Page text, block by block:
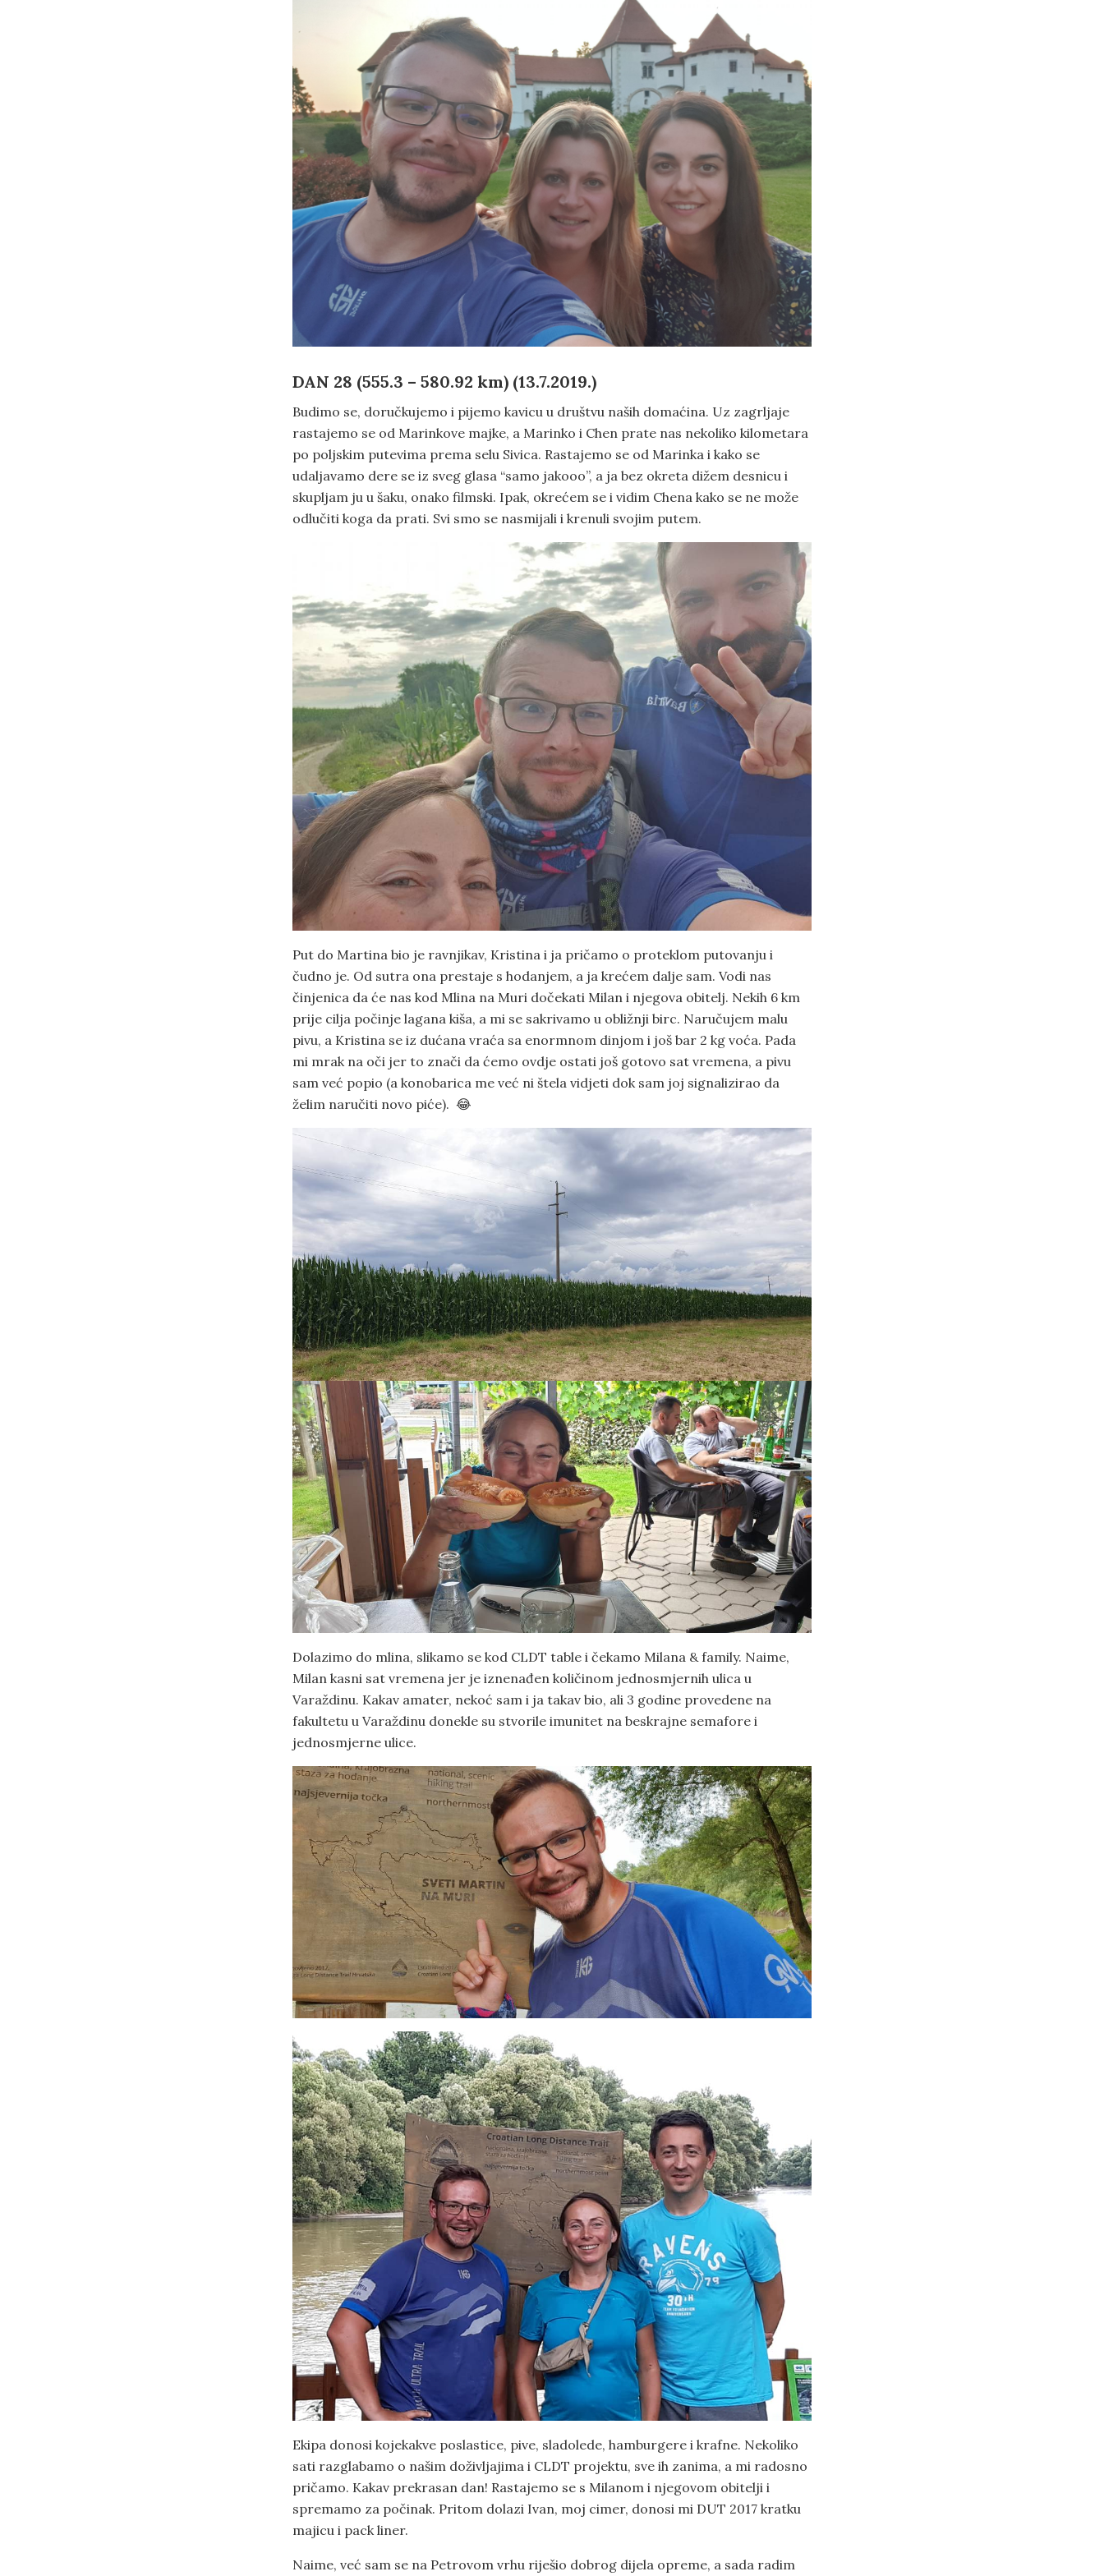
DAN 28 (555.3 – 580.92 km) (13.7.2019.)
Budimo se, doručkujemo i pijemo kavicu u društvu naših domaćina. Uz zagrljaje
rastajemo se od Marinkove majke, a Marinko i Chen prate nas nekoliko kilometara
po poljskim putevima prema selu Sivica. Rastajemo se od Marinka i kako se
udaljavamo dere se iz sveg glasa “samo jakooo”, a ja bez okreta dižem desnicu i
skupljam ju u šaku, onako filmski. Ipak, okrećem se i vidim Chena kako se ne može
odlučiti koga da prati. Svi smo se nasmijali i krenuli svojim putem.
Put do Martina bio je ravnjikav, Kristina i ja pričamo o proteklom putovanju i
čudno je. Od sutra ona prestaje s hodanjem, a ja krećem dalje sam. Vodi nas
činjenica da će nas kod Mlina na Muri dočekati Milan i njegova obitelj. Nekih 6 km
prije cilja počinje lagana kiša, a mi se sakrivamo u obližnji birc. Naručujem malu
pivu, a Kristina se iz dućana vraća sa enormnom dinjom i još bar 2 kg voća. Pada
mi mrak na oči jer to znači da ćemo ovdje ostati još gotovo sat vremena, a pivu
sam već popio (a konobarica me već ni štela vidjeti dok sam joj signalizirao da
želim naručiti novo piće). 😂
Dolazimo do mlina, slikamo se kod CLDT table i čekamo Milana & family. Naime,
Milan kasni sat vremena jer je iznenađen količinom jednosmjernih ulica u
Varaždinu. Kakav amater, nekoć sam i ja takav bio, ali 3 godine provedene na
fakultetu u Varaždinu donekle su stvorile imunitet na beskrajne semafore i
jednosmjerne ulice.
Ekipa donosi kojekakve poslastice, pive, sladolede, hamburgere i krafne. Nekoliko
sati razglabamo o našim doživljajima i CLDT projektu, sve ih zanima, a mi radosno
pričamo. Kakav prekrasan dan! Rastajemo se s Milanom i njegovom obitelji i
spremamo za počinak. Pritom dolazi Ivan, moj cimer, donosi mi DUT 2017 kratku
majicu i pack liner.
Naime, već sam se na Petrovom vrhu riješio dobrog dijela opreme, a sada radim